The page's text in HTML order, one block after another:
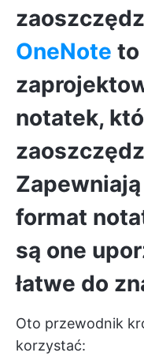
OneNote to
notatek,
format
są one
łatwe do
Oto przewodnik
korzystać: